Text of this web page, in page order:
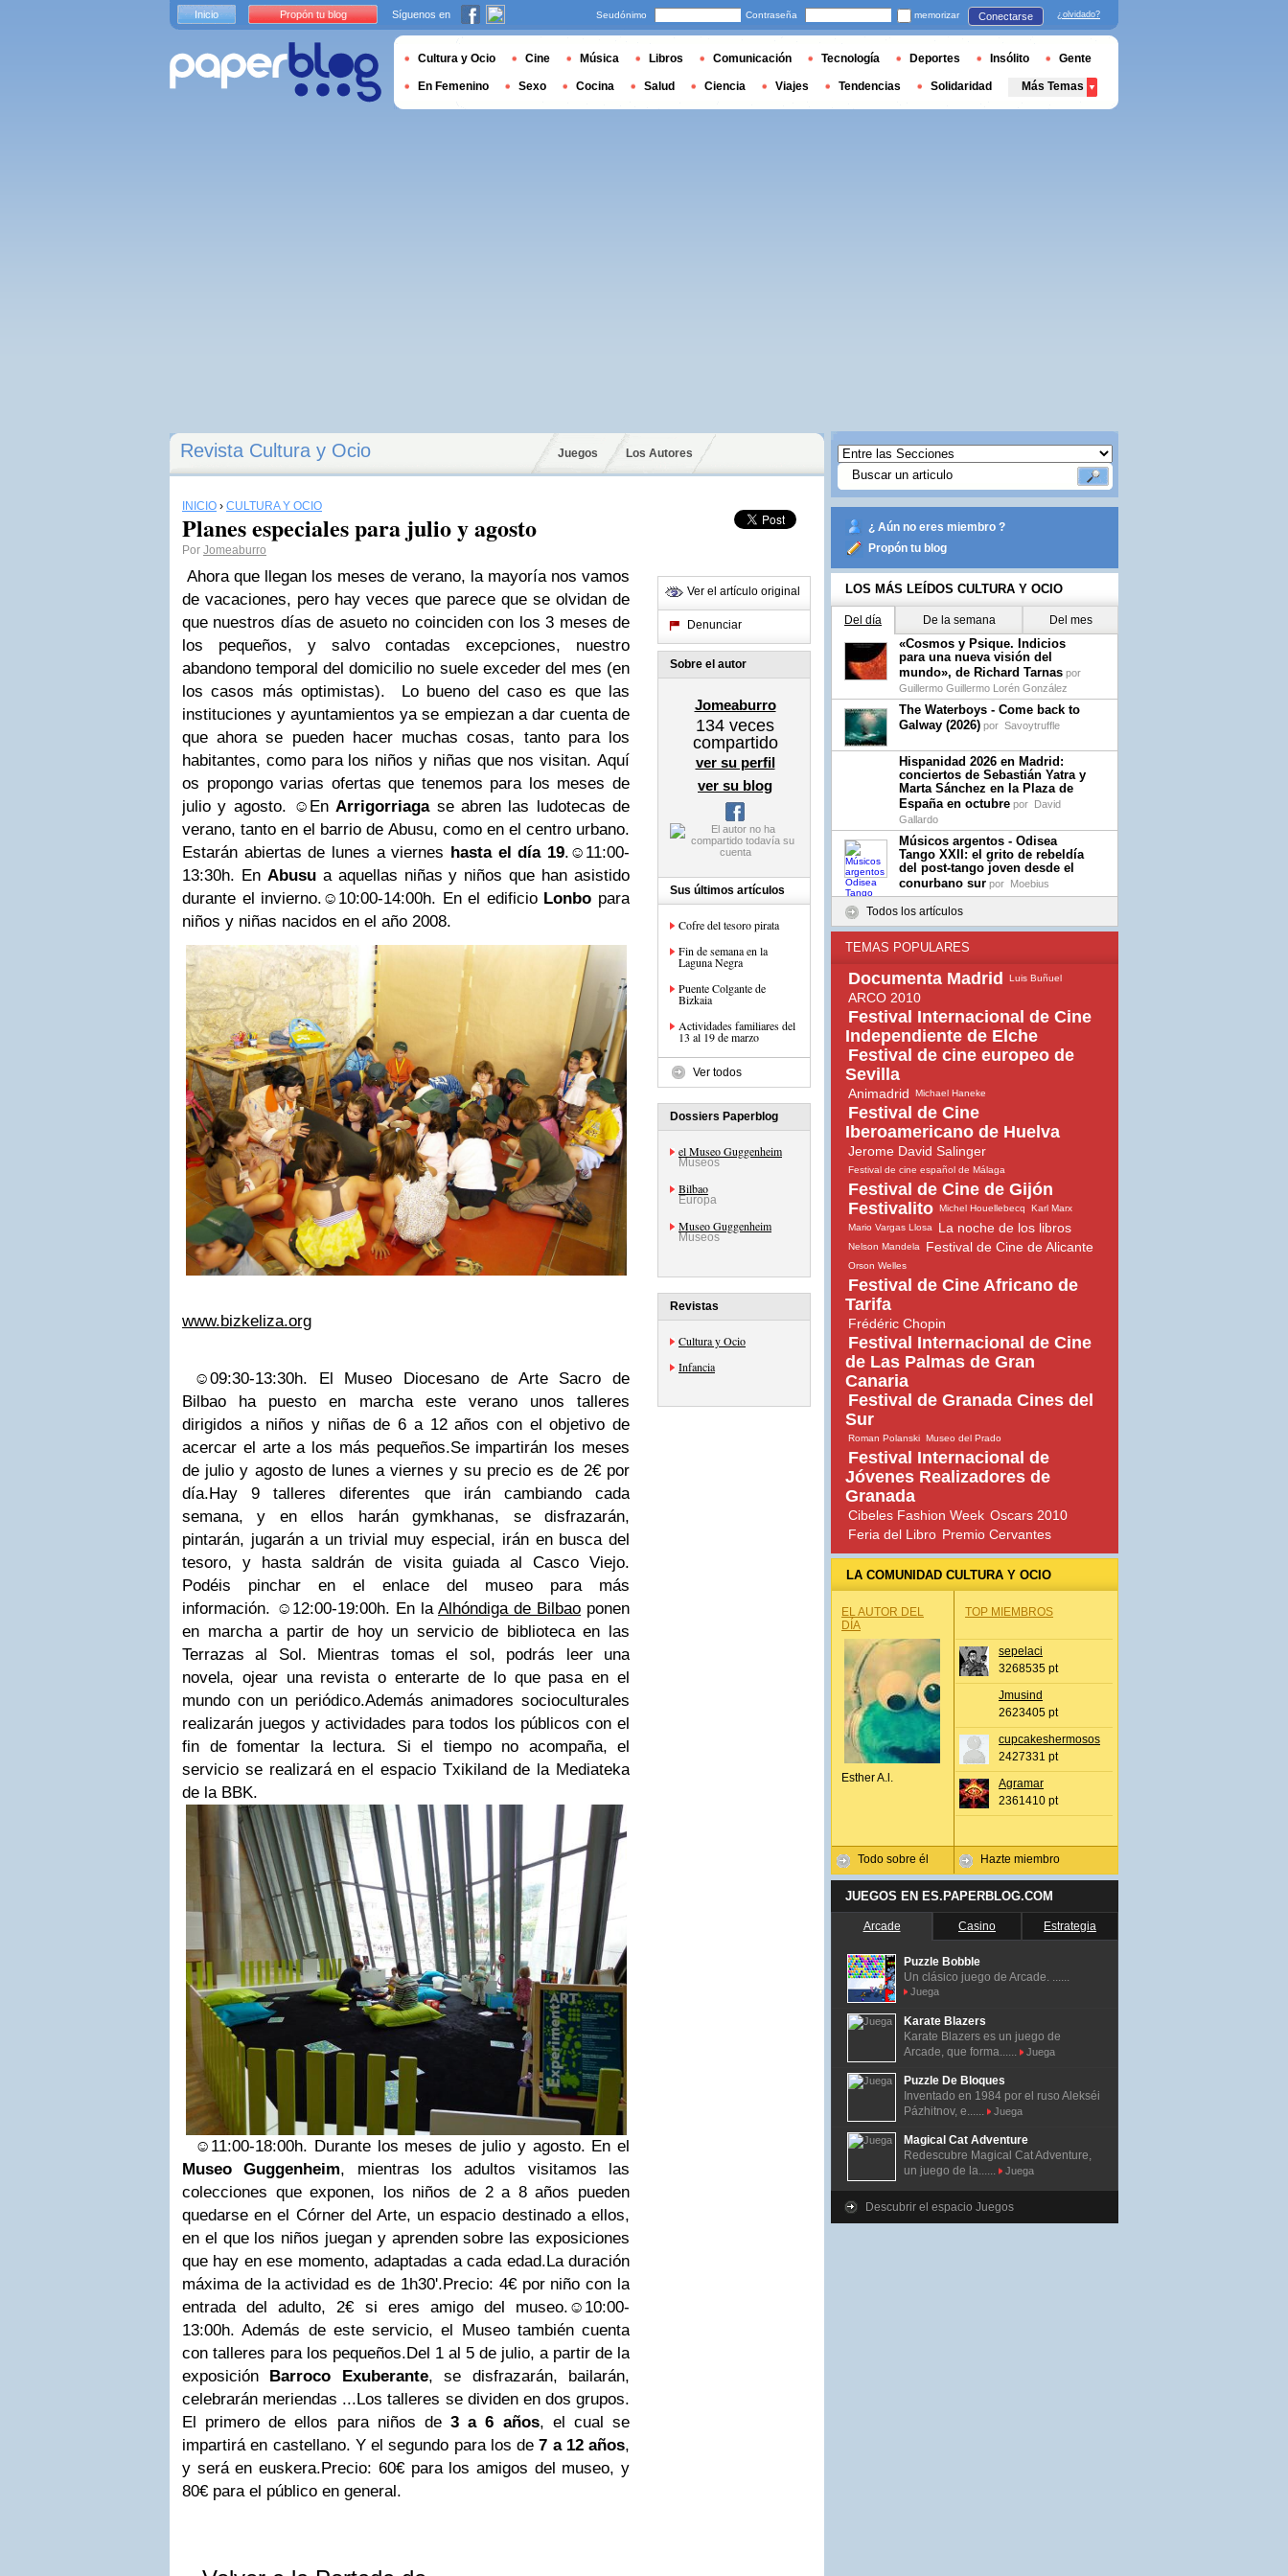
Revista Cultura y Ocio Juegos Los Autores
INICIO › CULTURA Y OCIO
Planes especiales para julio y agosto
Por Jomeaburro
Ahora que llegan los meses de verano, la mayoría nos vamos
de vacaciones, pero hay veces que parece que se olvidan de
que nuestros días de asueto no coinciden con los 3 meses de
los pequeños, y salvo contadas excepciones, nuestro
abandono temporal del domicilio no suele exceder del mes (en
los casos más optimistas).
Lo bueno del caso es que las
instituciones y ayuntamientos ya se empiezan a dar cuenta de
que ahora se pueden hacer muchas cosas, tanto para los
habitantes, como para los niños y niñas que nos visitan. Aquí
os propongo varias ofertas que tenemos para los meses de
julio y agosto. ☺EnArrigorriagase abren las ludotecas de
verano, tanto en el barrio de Abusu, como en el centro urbano.
Estarán abiertas de lunes a viernes hasta el día 19. ☺ 11:00-
13:30h. En Abusua aquellas niñas y niños que han asistido
durante el invierno. ☺ 10:00-14:00h. En el edificio Lonbo para
niños y niñas nacidos en el año 2008.
www.bizkeliza.org
☺09:30-13:30h. El Museo Diocesano de Arte Sacro de
Bilbao ha puesto en marcha este verano unos talleres
dirigidos a niños y niñas de 6 a 12 años con el objetivo de
acercar el arte a los más pequeños.Se impartirán los meses
de julio y agosto de lunes a viernes y su precio es de 2€ por
día.Hay 9 talleres diferentes que irán cambiando cada
semana, y en ellos harán gymkhanas, se disfrazarán,
pintarán, jugarán a un trivial muy especial, irán en busca del
tesoro, y hasta saldrán de visita guiada al Casco Viejo.
Podéis pinchar en el enlace del museo para más
información. ☺ 12:00-19:00h. En la Alhóndiga de Bilbao ponen
en marcha a partir de hoy un servicio de bibliotecaen las
Terrazas al Sol. Mientras tomas el sol, podrás leer una
novela, ojear una revista o enterarte de lo que pasa en el
mundo con un periódico.Además animadores socioculturales
realizarán juegos y actividades para todos los públicos con el
fin de fomentar la lectura. Si el tiempo no acompaña, el
servicio se realizará en el espacio Txikiland de la Mediateka
de la BBK.
☺ 11:00-18:00h. Durante los meses de julio y agosto. En el
Museo Guggenheim, mientras los adultos visitamos las
colecciones que exponen, los niños de 2 a 8 años pueden
quedarse en el Córner del Arte, un espacio destinado a ellos,
en el que los niños juegan y aprenden sobre las exposiciones
que hay en ese momento, adaptadas a cada edad.La duración
máxima de la actividad es de 1h30'.Precio: 4€ por niño con la
entrada del adulto, 2€ si eres amigo del museo. ☺ 10:00-
13:00h. Además de este servicio, el Museo también cuenta
con talleres para los pequeños.Del 1 al 5 de julio, a partir de la
exposición Barroco Exuberante, se disfrazarán, bailarán,
celebrarán meriendas ...Los talleres se dividen en dos grupos.
El primero de ellos para niños de3 a 6 años, el cual se
impartirá en castellano. Y el segundo para los de7 a 12 años,
y será en euskera.Precio: 60€ para los amigos del museo, y
80€ para el público en general.
Ver el artículo original
Denunciar
Sobre el autor
Jomeaburro
134 veces
compartido
ver su perfil
ver su blog
Sus últimos artículos
Cofre del tesoro pirata
Fin de semana en la
Laguna Negra
Puente Colgante de
Bizkaia
Actividades familiares del
13 al 19 de marzo
Ver todos
Dossiers Paperblog
el Museo Guggenheim
Museos
Bilbao
Europa
Museo Guggenheim
Museos
Revistas
Cultura y Ocio
Infancia
¿ Aún no eres miembro ?
Propón tu blog
LOS MÁS LEÍDOS CULTURA Y OCIO
Del día De la semana Del mes
«Cosmos y Psique. Indicios
para una nueva visión del
mundo», de Richard Tarnas por
Guillermo Guillermo Lorén González
The Waterboys - Come back to
Galway (2026) por Savoytruffle
Hispanidad 2026 en Madrid:
conciertos de Sebastián Yatra y
Marta Sánchez en la Plaza de
España en octubre por David
Gallardo
Músicos argentos - Odisea
Tango XXII: el grito de rebeldía
del post-tango joven desde el
conurbano sur por Moebius
Todos los artículos
TEMAS POPULARES
Documenta Madrid Luis Buñuel
ARCO 2010
Festival Internacional de Cine
Independiente de Elche
Festival de cine europeo de
Sevilla
Animadrid Michael Haneke
Festival de Cine
Iberoamericano de Huelva
Jerome David Salinger
Festival de cine español de Málaga
Festival de Cine de Gijón
Festivalito Michel Houellebecq
Karl Marx
Mario Vargas Llosa
La noche de los libros
Nelson Mandela Festival de Cine de Alicante
Orson Welles
Festival de Cine Africano de
Tarifa
Frédéric Chopin
Festival Internacional de Cine
de Las Palmas de Gran
Canaria
Festival de Granada Cines del
Sur
Roman Polanski Museo del Prado
Festival Internacional de
Jóvenes Realizadores de
Granada
Cibeles Fashion Week Oscars 2010
Feria del Libro Premio Cervantes
LA COMUNIDAD CULTURA Y OCIO
EL AUTOR DEL
DÍA
Esther A.l.
Todo sobre él
TOP MIEMBROS
sepelaci
3268535 pt
Jmusind
2623405 pt
cupcakeshermosos
2427331 pt
Agramar
2361410 pt
Hazte miembro
JUEGOS EN ES.PAPERBLOG.COM
Arcade Casino Estrategia
Puzzle Bobble
Un clásico juego de Arcade. ......
Juega
Karate Blazers
Karate Blazers es un juego de
Arcade, que forma......
Juega
Puzzle De Bloques
Inventado en 1984 por el ruso Alekséi
Pázhitnov, e......
Juega
Magical Cat Adventure
Redescubre Magical Cat Adventure,
un juego de la......
Juega
Descubrir el espacio Juegos
Inicio Propón tu blog Síguenos en Seudónimo Contraseña memorizar Conectarse ¿olvidado?
Cultura y Ocio Cine Música Libros Comunicación Tecnología Deportes Insólito Gente
En Femenino Sexo Cocina Salud Ciencia Viajes Tendencias Solidaridad Más Temas